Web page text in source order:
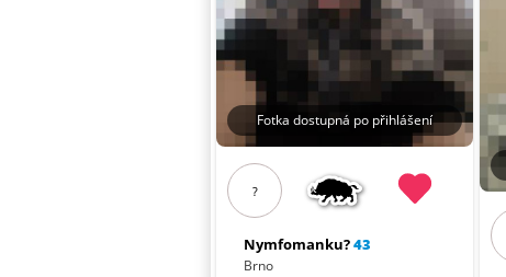
Fotka dostupná po přihlášení
?
Nymfomanku?43
Brno